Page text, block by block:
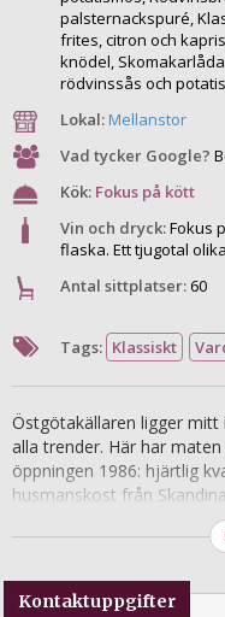
palsternackspuré,
frites, citron och
knödel,
rödvinssås och
Lokal:Mellanstor
Vad tycker Google?
Kök: Fokus på kött
Vin och dryck:Fokus
flaska. Ett tjugotal
Antal sittplatser: 60
Tags: Klassiskt
Östgötakällaren ligger
alla trender. Här har
öppningen 1986: hjärtlig
husmanskost från
Wienerschnitzel,
monumentala
Pålitligt, vänligt och
Kontaktuppgifter